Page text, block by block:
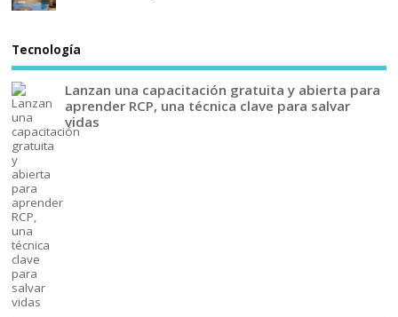
Tecnología
Lanzan una capacitación gratuita y abierta para
aprender RCP, una técnica clave para salvar
vidas